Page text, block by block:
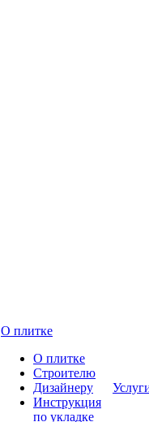
О плитке
О плитке
Строителю
Дизайнеру
Инструкция
по укладке